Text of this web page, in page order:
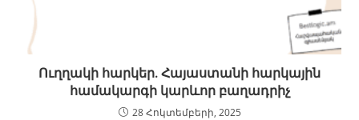
Ուղղակի հարկեր. Հայաստանի հարկային
համակարգի կարևոր բաղադրիչ
28 Հոկտեմբերի, 2025